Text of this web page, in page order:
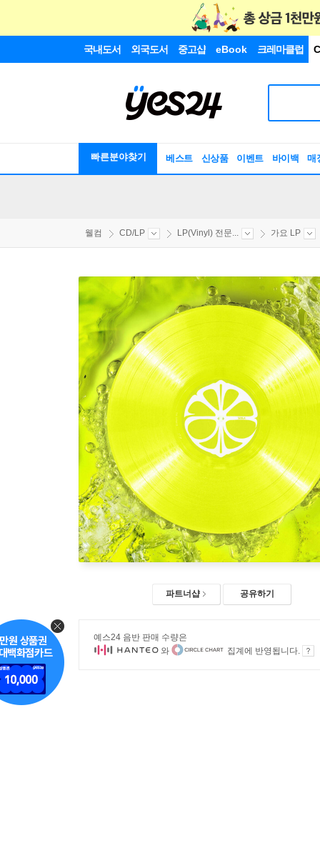
국내도서 외국도서 중고샵 eBook 크레마클럽
빠른분야찾기 베스트 신상품 이벤트 바이백 매
웰컴 CD/LP LP(Vinyl) 전문... 가요 LP
파트너샵 공유하기
예스24 음반 판매 수량은
와
집계에 반영됩니다.